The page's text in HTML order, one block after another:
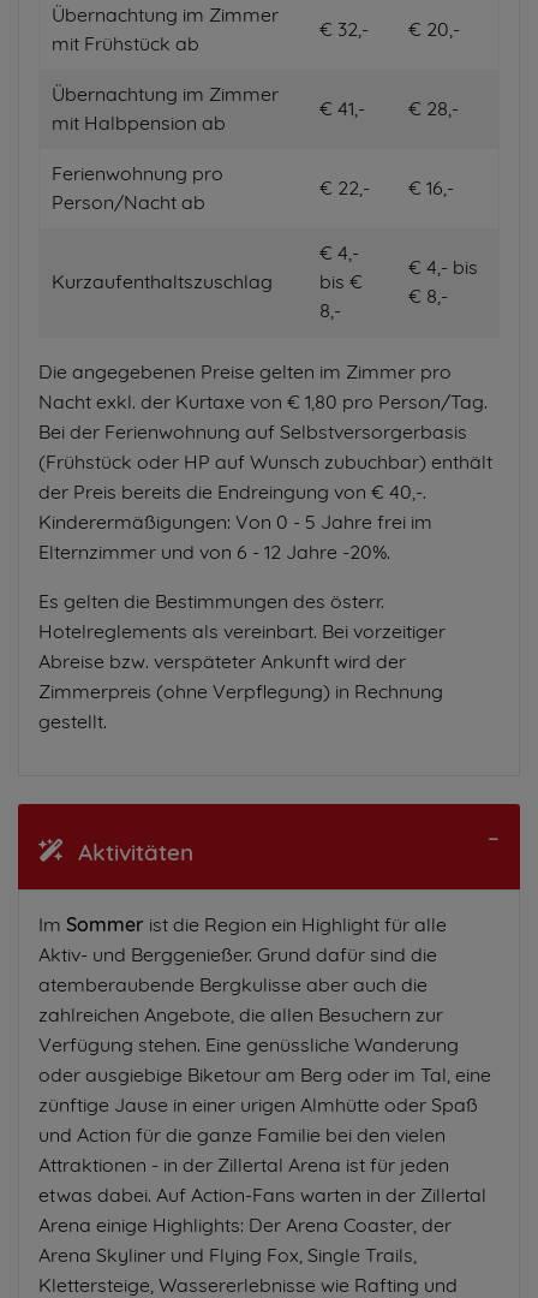
Übernachtung im Zimmer
mit Frühstück ab
€ 32,- € 20,-
Übernachtung im Zimmer
mit Halbpension ab
€ 41,- € 28,-
Ferienwohnung pro
Person/Nacht ab
€ 22,- € 16,-
Kurzaufenthaltszuschlag
€ 4,-
bis €
8,-
€ 4,- bis
€ 8,-
Die angegebenen Preise gelten im Zimmer pro
Nacht exkl. der Kurtaxe von € 1,80 pro Person/Tag.
Bei der Ferienwohnung auf Selbstversorgerbasis
(Frühstück oder HP auf Wunsch zubuchbar) enthält
der Preis bereits die Endreingung von € 40,-.
Kinderermäßigungen: Von 0 - 5 Jahre frei im
Elternzimmer und von 6 - 12 Jahre -20%.
Es gelten die Bestimmungen des österr.
Hotelreglements als vereinbart. Bei vorzeitiger
Abreise bzw. verspäteter Ankunft wird der
Zimmerpreis (ohne Verpflegung) in Rechnung
gestellt.
Aktivitäten
Im Sommer ist die Region ein Highlight für alle
Aktiv- und Berggenießer. Grund dafür sind die
atemberaubende Bergkulisse aber auch die
zahlreichen Angebote, die allen Besuchern zur
Verfügung stehen. Eine genüssliche Wanderung
oder ausgiebige Biketour am Berg oder im Tal, eine
zünftige Jause in einer urigen Almhütte oder Spaß
und Action für die ganze Familie bei den vielen
Attraktionen - in der Zillertal Arena ist für jeden
etwas dabei. Auf Action-Fans warten in der Zillertal
Arena einige Highlights: Der Arena Coaster, der
Arena Skyliner und Flying Fox, Single Trails,
Klettersteige, Wassererlebnisse wie Rafting und